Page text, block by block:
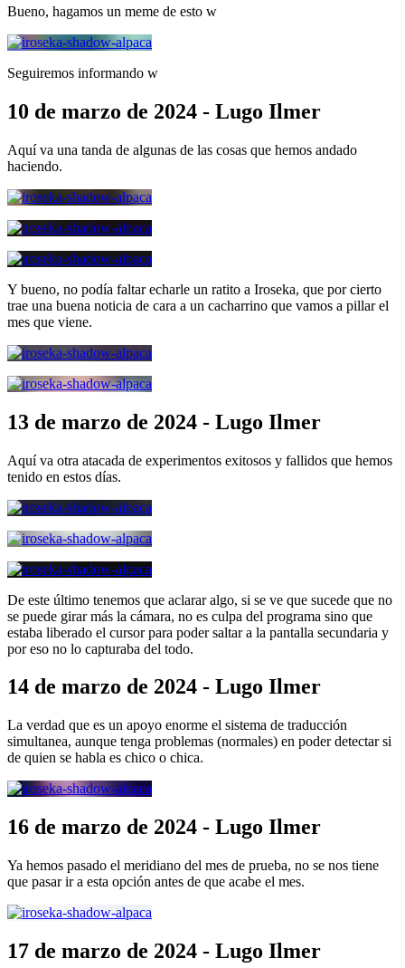
Bueno, hagamos un meme de esto w
Seguiremos informando w
10 de marzo de 2024 - Lugo Ilmer
Aquí va una tanda de algunas de las cosas que hemos andado
haciendo.
Y bueno, no podía faltar echarle un ratito a Iroseka, que por cierto
trae una buena noticia de cara a un cacharrino que vamos a pillar el
mes que viene.
13 de marzo de 2024 - Lugo Ilmer
Aquí va otra atacada de experimentos exitosos y fallidos que hemos
tenido en estos días.
De este último tenemos que aclarar algo, si se ve que sucede que no
se puede girar más la cámara, no es culpa del programa sino que
estaba liberado el cursor para poder saltar a la pantalla secundaria y
por eso no lo capturaba del todo.
14 de marzo de 2024 - Lugo Ilmer
La verdad que es un apoyo enorme el sistema de traducción
simultanea, aunque tenga problemas (normales) en poder detectar si
de quien se habla es chico o chica.
16 de marzo de 2024 - Lugo Ilmer
Ya hemos pasado el meridiano del mes de prueba, no se nos tiene
que pasar ir a esta opción antes de que acabe el mes.
17 de marzo de 2024 - Lugo Ilmer